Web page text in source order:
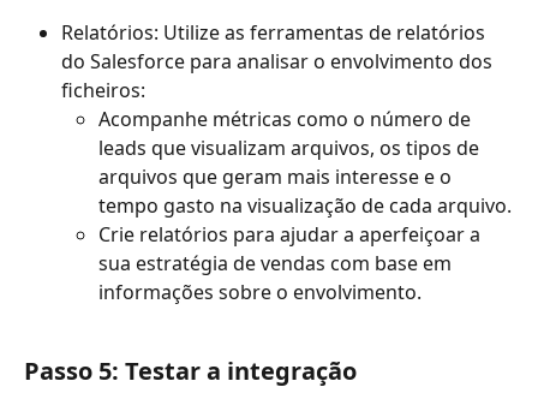
Relatórios: Utilize as ferramentas de relatórios
do Salesforce para analisar o envolvimento dos
ficheiros:
Acompanhe métricas como o número de
leads que visualizam arquivos, os tipos de
arquivos que geram mais interesse e o
tempo gasto na visualização de cada arquivo.
Crie relatórios para ajudar a aperfeiçoar a
sua estratégia de vendas com base em
informações sobre o envolvimento.
Passo 5: Testar a integração